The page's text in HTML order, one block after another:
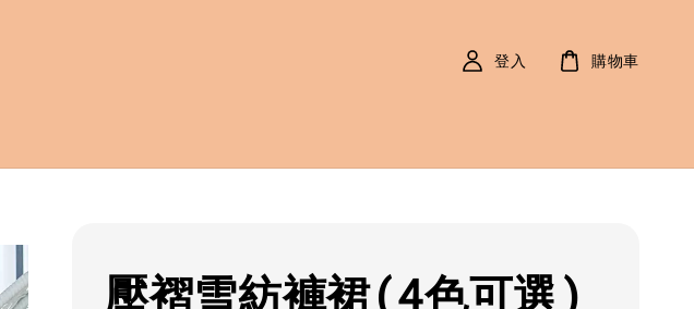
登入 購物車
壓褶雪紡褲裙(4色可選)